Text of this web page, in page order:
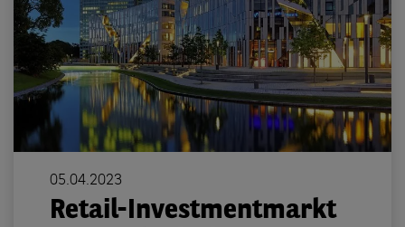
05.04.2023
Retail-Investmentmarkt